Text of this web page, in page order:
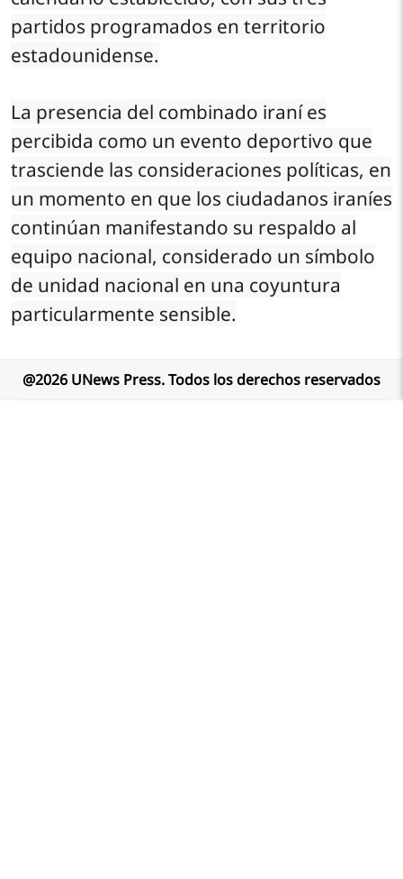
partidos programados en territorio
estadounidense.
La presencia del combinado iraní es
percibida como un evento deportivo que
trasciende las consideraciones políticas, en
un momento en que los ciudadanos iraníes
continúan manifestando su respaldo al
equipo nacional, considerado un símbolo
de unidad nacional en una coyuntura
particularmente sensible.
@2026 UNews Press.Todos los derechos reservados